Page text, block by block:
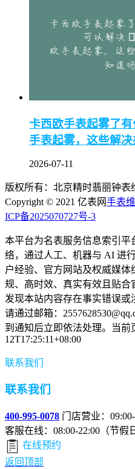
卡西欧手表起雾了
手表起雾，这些解
2026-07-11
版权所有：北京精时翡丽钟表
Copyright © 2021 亿表网手表
ICP备2025070727号-3
本平台为名表服务信息索引平
络，通过人工、机器与 AI 进
户经验、官方网站及权威媒
规、高时效、真实有效且贴
发现本站内容存在事实错误或
请通过邮箱：
到通知后立即依法处理。当前
12T17:25:11+08:00
联系我们
联系我们
400-995-0078 门店营业：
客服在线：08:00-22:00（节假
在线预约
返回顶部